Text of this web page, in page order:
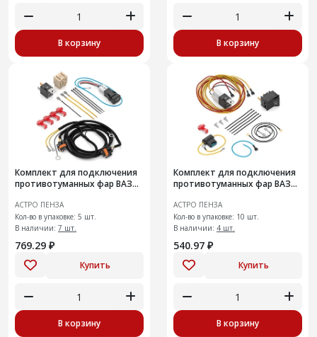
В корзину В корзину
Комплект для подключения
противотуманных фар ВАЗ
АСТРО ПЕНЗА
Кол-во в упаковке: 5 шт.
В наличии: 7 шт.
769.29 ₽
Купить
В корзину
Комплект для подключения
противотуманных фар ВАЗ
АСТРО ПЕНЗА
Кол-во в упаковке: 10 шт.
В наличии: 4 шт.
540.97 ₽
Купить
В корзину